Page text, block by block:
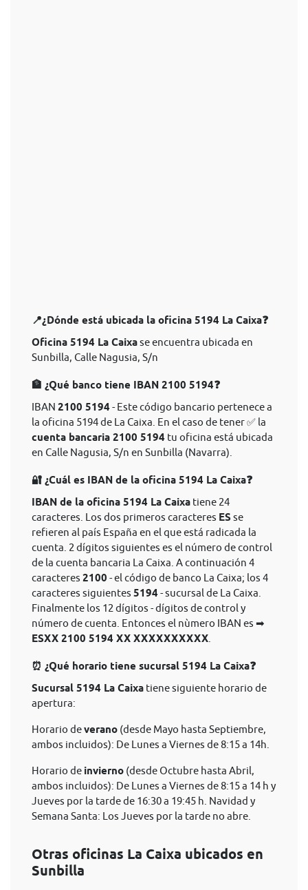
📍¿Dónde está ubicada la oficina 5194 La Caixa❓
Oficina 5194 La Caixase encuentra ubicada en
Sunbilla, Calle Nagusia, S/n
🏦 ¿Qué banco tiene IBAN 2100 5194❓
IBAN 2100 5194 - Este código bancario pertenece a
la oficina 5194 de La Caixa. En el caso de tener ✅ la
cuenta bancaria 2100 5194 tu oficina está ubicada
en Calle Nagusia, S/n en Sunbilla (Navarra).
🔐 ¿Cuál es IBAN de la oficina 5194 La Caixa❓
IBAN de la oficina 5194 La Caixa tiene 24
caracteres. Los dos primeros caracteres ES se
refieren al país España en el que está radicada la
cuenta. 2 dígitos siguientes es el número de control
de la cuenta bancaria La Caixa. A continuación 4
caracteres 2100 - el código de banco La Caixa; los 4
caracteres siguientes 5194 - sucursal de La Caixa.
Finalmente los 12 dígitos - dígitos de control y
número de cuenta. Entonces el nùmero IBAN es ➡
ESXX 2100 5194 XX XXXXXXXXXX
⏰ ¿Qué horario tiene sucursal 5194 La Caixa❓
Sucursal 5194 La Caixa tiene siguiente horario de
apertura:
Horario deverano (desde Mayo hasta Septiembre,
ambos incluidos): De Lunes a Viernes de 8:15 a 14h.
Horario de invierno (desde Octubre hasta Abril,
ambos incluidos): De Lunes a Viernes de 8:15 a 14 h y
Jueves por la tarde de 16:30 a 19:45 h. Navidad y
Semana Santa: Los Jueves por la tarde no abre.
Otras oficinas La Caixa ubicados en
Sunbilla